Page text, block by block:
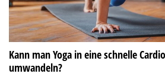
Kann man Yoga in eine schnelle
umwandeln?